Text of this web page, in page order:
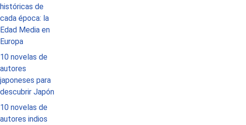
históricas de
cada época: la
Edad Media en
Europa
10 novelas de
autores
japoneses para
descubrir Japón
10 novelas de
autores indios